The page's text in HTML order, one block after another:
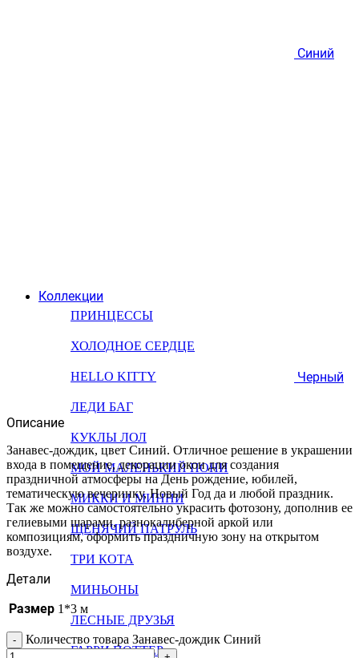
Коллекции
ПРИНЦЕССЫ
ХОЛОДНОЕ СЕРДЦЕ
HELLO KITTY
ЛЕДИ БАГ
КУКЛЫ ЛОЛ
МОЙ МАЛЕНЬКИЙ ПОНИ
МИККИ И МИННИ
ЩЕНЯЧИЙ ПАТРУЛЬ
ТРИ КОТА
МИНЬОНЫ
ЛЕСНЫЕ ДРУЗЬЯ
ГАРРИ ПОТТЕР
Синий
Черный
Описание
Занавес-дождик, цвет Синий. Отличное решение в украшении
входа в помещение, декорации окон для создания
праздничной атмосферы на День рождение, юбилей,
тематическую вечеринку, Новый Год да и любой праздник.
Так же можно самостоятельно украсить фотозону, дополнив ее
гелиевыми шарами, разнокалиберной аркой или
композициям, оформить праздничную зону на открытом
воздухе.
Детали
Размер 1*3 м
Количество товара Занавес-дождик Синий